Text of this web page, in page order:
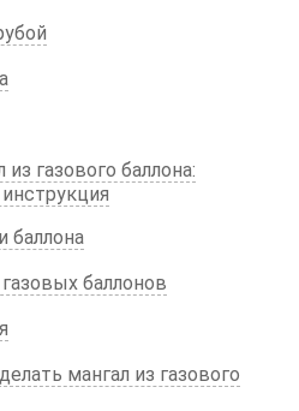
газового баллона:
баллона
баллонов
мангал из газового